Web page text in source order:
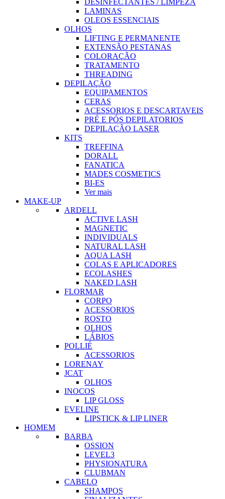
LAMINAS
OLEOS ESSENCIAIS
OLHOS
LIFTING E PERMANENTE
EXTENSÃO PESTANAS
COLORAÇÃO
TRATAMENTO
THREADING
DEPILAÇÃO
EQUIPAMENTOS
CERAS
ACESSORIOS E DESCARTAVEIS
PRÉ E PÓS DEPILATORIOS
DEPILAÇÃO LASER
KITS
TREFFINA
DORALL
FANATICA
MADES COSMETICS
BI-ES
Ver mais
MAKE-UP
ARDELL
ACTIVE LASH
MAGNETIC
INDIVIDUALS
NATURAL LASH
AQUA LASH
COLAS E APLICADORES
ECOLASHES
NAKED LASH
FLORMAR
CORPO
ACESSORIOS
ROSTO
OLHOS
LÁBIOS
POLLIÉ
ACESSORIOS
LORENAY
JCAT
OLHOS
INOCOS
LIP GLOSS
EVELINE
LIPSTICK & LIP LINER
HOMEM
BARBA
OSSION
LEVEL3
PHYSIONATURA
CLUBMAN
CABELO
SHAMPOS